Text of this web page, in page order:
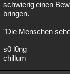
schwierig einen
bringen.
"Die Menschen
s0 l0ng
chillum